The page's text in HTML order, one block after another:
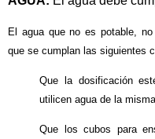
El agua que no es potable,
que se cumplan las siguientes
Que la dosificación
utilicen agua de la
Que los cubos para